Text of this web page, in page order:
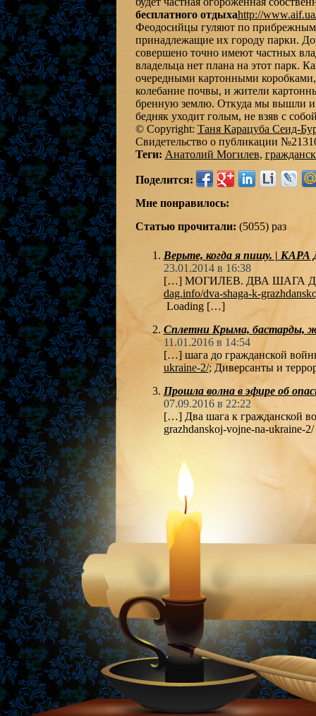
бесплатного отдыхаhttp://
Феодосийцы гуляют по прибрежным
принадлежащие их городу парки.
совершено точно имеют частных
владельца нет плана на этот парк.
очередными картонными
колебание почвы, и жители
бренную землю. Откуда мы вышли и
бедняк уходит голым, не взяв с
© Copyright: Таня Карацуба Сеид-
Свидетельство о публикации
Теги: Анатолий Могилев,
Поделится:
Мне понравилось:
Статью прочитали: (5055) раз
Верьте, когда я пишу. |
23.01.2014 в 16:38
[…] МОГИЛЕВ. ДВА ШАГА
dag.info/dva-shaga-k-
Loading […]
Сплетни Крыма, бастарды,
11.01.2016 в 14:54
[…] шага до гражданской
ukraine-2/; Диверсанты и
Прошла волна в эфире об
07.09.2016 в 22:22
[…] Два шага к гражданской
grazhdanskoj-vojne-na-ukraine-